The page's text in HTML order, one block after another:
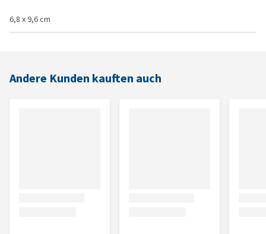
6,8 x 9,6 cm
Andere Kunden kauften auch